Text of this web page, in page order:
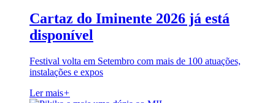
Cartaz do Iminente 2026 já está
disponível
Festival volta em Setembro com mais de 100 atuações,
instalações e expos
Ler mais+